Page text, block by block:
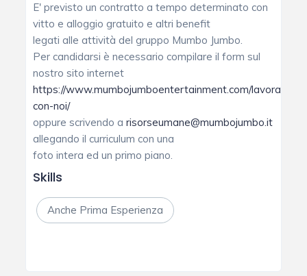
E' previsto un contratto a tempo determinato con
vitto e alloggio gratuito e altri benefit
legati alle attività del gruppo Mumbo Jumbo.
Per candidarsi è necessario compilare il form sul
nostro sito internet
https://www.mumbojumboentertainment.com/lavora-
con-noi/
oppure scrivendo arisorseumane@mumbojumbo.it
allegando il curriculum con una
foto intera ed un primo piano.
Skills
Anche Prima Esperienza